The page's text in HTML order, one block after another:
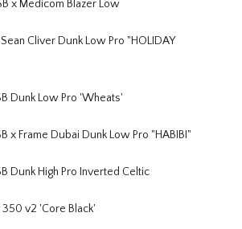
x Medicom Blazer Low
Cliver Dunk Low Pro "HOLIDAY
Dunk Low Pro 'Wheats'
x Frame Dubai Dunk Low Pro "HABIBI"
Dunk High Pro Inverted Celtic
v2 'Core Black'